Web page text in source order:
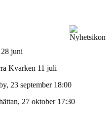
juni
Kvarken 11 juli
23 september 18:00
27 oktober 17:30